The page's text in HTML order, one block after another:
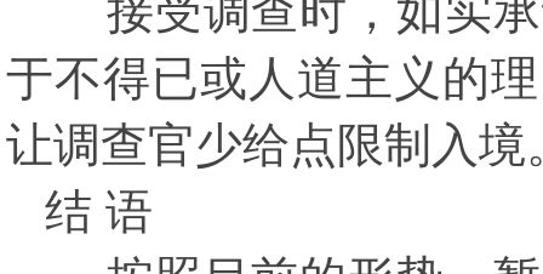
于不得已或人道主义的
让调查官少给点限制入境
结 语